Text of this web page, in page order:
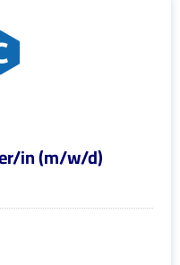
in (m/w/d)